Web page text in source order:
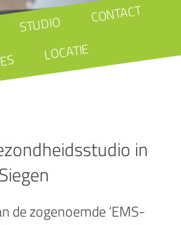
STUDIO CONTACT
LOCATIE
in
Siegen
de zogenoemde ‘EMS-